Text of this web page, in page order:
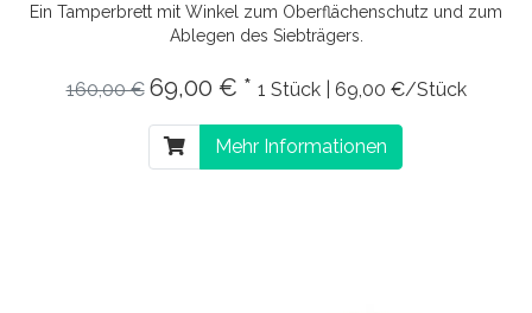
Ein Tamperbrett mit Winkel zum Oberflächenschutz und zum
Ablegen des Siebträgers.
160,00 € 69,00 € * 1 Stück | 69,00 €/Stück
Mehr Informationen